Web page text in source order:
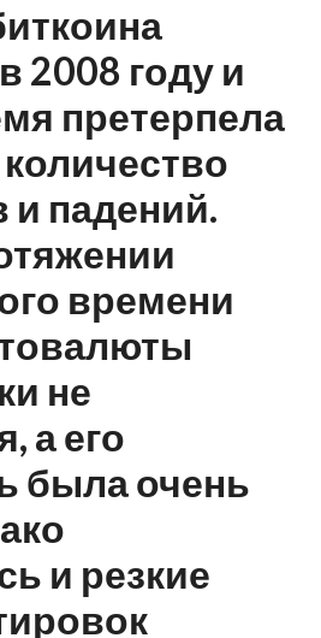
2008 году и
претерпела
падений.
времени
не
а его
была очень
и резкие